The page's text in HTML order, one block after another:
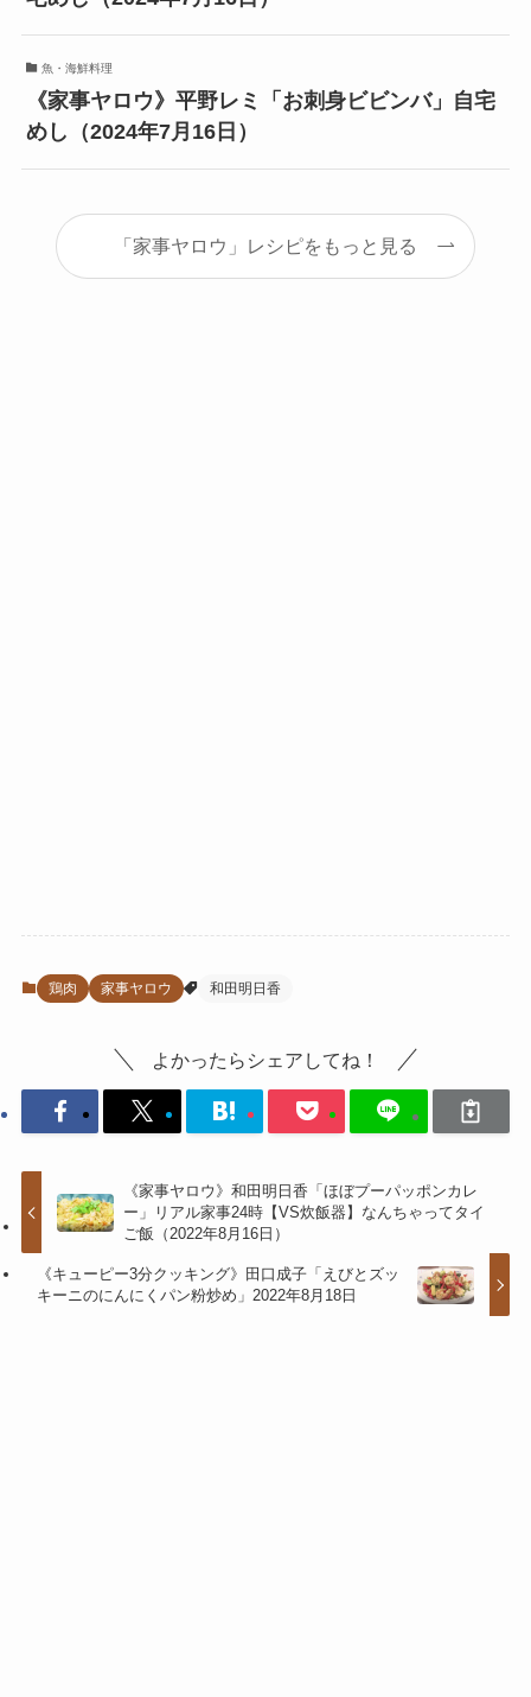
魚・海鮮料理
《家事ヤロウ》平野レミ「お刺身ビビンバ」自宅
めし（2024年7月16日）
「家事ヤロウ」レシピをもっと見る
鶏肉 家事ヤロウ 和田明日香
よかったらシェアしてね！
《家事ヤロウ》和田明日香「ほぼプーパッポンカレ
ー」リアル家事24時【VS炊飯器】なんちゃってタイ
ご飯（2022年8月16日）
《キューピー3分クッキング》田口成子「えびとズッ
キーニのにんにくパン粉炒め」2022年8月18日